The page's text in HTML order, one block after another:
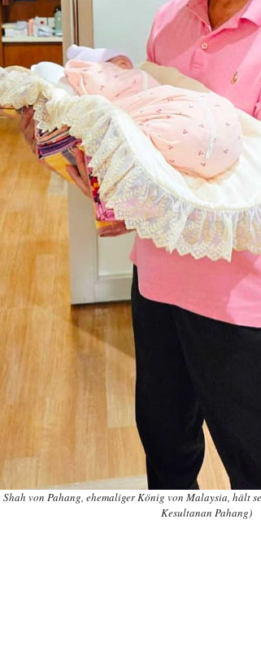
von Pahang, ehemaliger König von Malaysia, hält
Kesultanan Pahang)